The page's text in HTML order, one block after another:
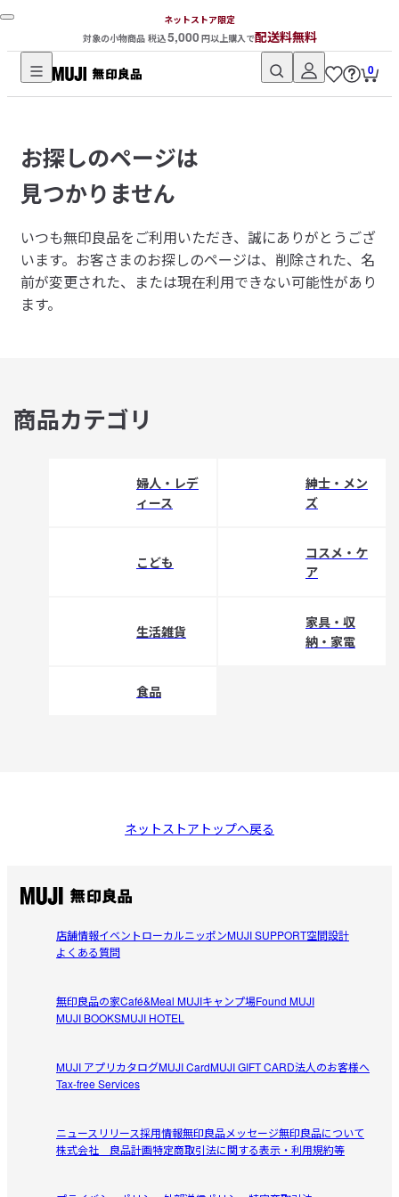
ネットストア限定
対象の小物商品 税込5,000円以上購入で配送料無料
無
品
ネ
ッ
ト
ス
ト
ア
0
お探しのページは
見つかりません
いつも無印良品をご利用いただき、誠にありがとうござ
います。 お客さまのお探しのページは、削除された、名
前が変更された、または現在利用できない可能性があり
ます。
商品カテゴリ
婦人・レデ
ィース
紳士・メン
ズ
こども
コスメ・ケ
ア
生活雑貨
家具・収
納・家電
食品
ネットストアトップへ戻る
店舗情報イベントローカルニッポンMUJI SUPPORT空間設計
よくある質問
無印良品の家Café&Meal MUJIキャンプ場Found MUJI
MUJI BOOKSMUJI HOTEL
MUJI アプリカタログMUJI CardMUJI GIFT CARD法人のお客様へ
Tax-free Services
ニュースリリース採用情報無印良品メッセージ無印良品について
株式会社 良品計画特定商取引法に関する表示・利用規約等